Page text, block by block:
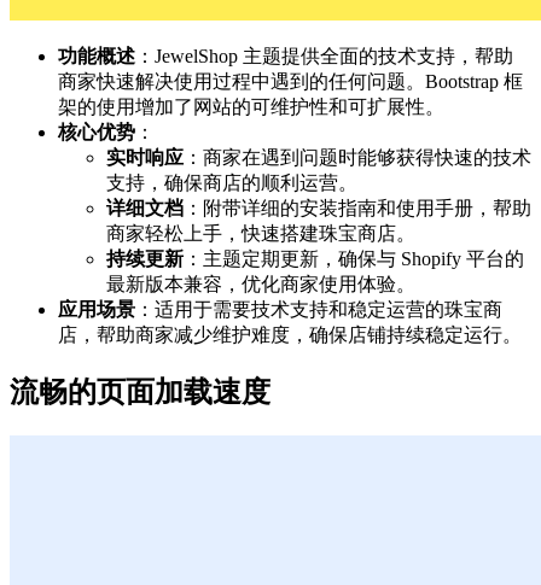
功能概述 ：JewelShop 主题提供全面的技术支持，帮助
商家快速解决使用过程中遇到的任何问题。Bootstrap 框
架的使用增加了网站的可维护性和可扩展性。
核心优势 ：
实时响应 ：商家在遇到问题时能够获得快速的技术
支持，确保商店的顺利运营。
详细文档 ：附带详细的安装指南和使用手册，帮助
商家轻松上手，快速搭建珠宝商店。
持续更新 ：主题定期更新，确保与 Shopify 平台的
最新版本兼容，优化商家使用体验。
应用场景 ：适用于需要技术支持和稳定运营的珠宝商
店，帮助商家减少维护难度，确保店铺持续稳定运行。
流畅的页面加载速度